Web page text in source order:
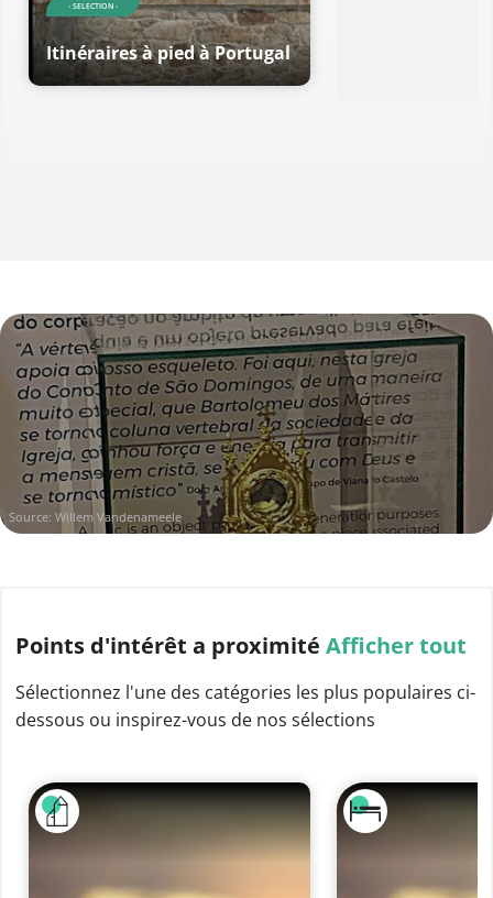
- SELECTION -
Itinéraires à pied à Portugal
Source: Willem Vandenameele
Points d'intérêt a proximité Afficher tout
Sélectionnez l'une des catégories les plus populaires ci-
dessous ou inspirez-vous de nos sélections